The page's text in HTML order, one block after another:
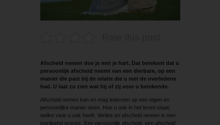
Afscheid nemen doe je met je hart. Dat betekent dat u
persoonlijk afscheid neemt van een dierbare, op een
manier die past bij de relatie die u met de overledene
had. U laat zo zien wat hij of zij voor u betekende.
Afscheid nemen kan en mag iedereen op een eigen en
persoonlijke manier doen. Hoe u ook in het leven staat,
welke visie u ook heeft. Verlies en afscheid nemen is een
ingrijpend proces. Een persoonlijk afscheid, een afscheid